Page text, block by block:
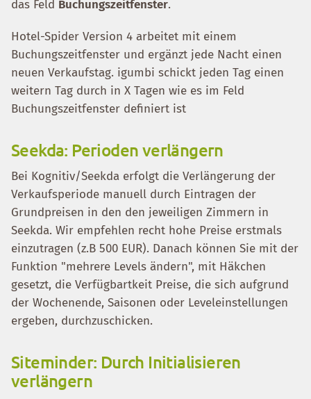
das Feld Buchungszeitfenster.
Hotel-Spider Version 4 arbeitet mit einem
Buchungszeitfenster und ergänzt jede Nacht einen
neuen Verkaufstag. igumbi schickt jeden Tag einen
weitern Tag durch in X Tagen wie es im Feld
Buchungszeitfenster definiert ist
Seekda: Perioden verlängern
Bei Kognitiv/Seekda erfolgt die Verlängerung der
Verkaufsperiode manuell durch Eintragen der
Grundpreisen in den den jeweiligen Zimmern in
Seekda. Wir empfehlen recht hohe Preise erstmals
einzutragen (z.B 500 EUR). Danach können Sie mit der
Funktion "mehrere Levels ändern", mit Häkchen
gesetzt, die Verfügbartkeit Preise, die sich aufgrund
der Wochenende, Saisonen oder Leveleinstellungen
ergeben, durchzuschicken.
Siteminder: Durch Initialisieren
verlängern